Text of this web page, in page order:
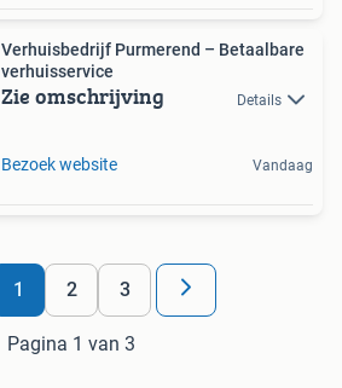
Verhuisbedrijf Purmerend – Betaalbare
verhuisservice
Zie omschrijving Details
Bezoek website Vandaag
1 2 3
Pagina 1 van 3